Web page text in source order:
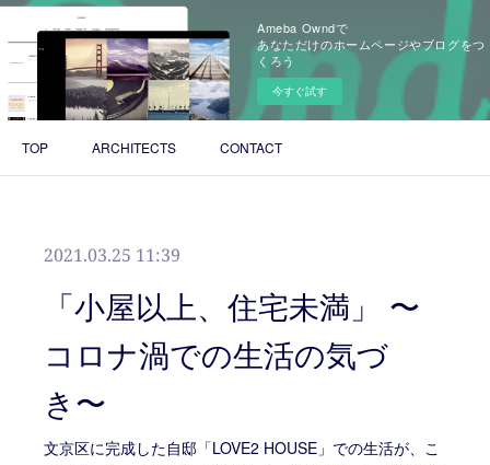
Ameba Owndで
あなただけのホームページやブログをつ
くろう
今すぐ試す
TOP ARCHITECTS CONTACT
2021.03.25 11:39
「小屋以上、住宅未満」 〜
コロナ渦での生活の気づ
き〜
文京区に完成した自邸「LOVE2 HOUSE」での生活が、こ